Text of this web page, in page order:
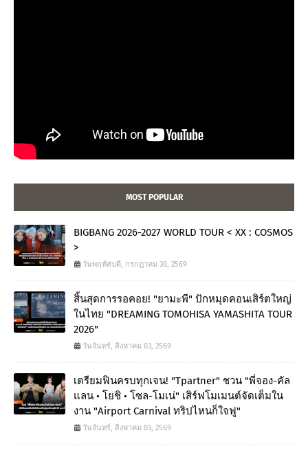
MOST POPULAR
BIGBANG 2026-2027 WORLD TOUR < XX : COSMOS
>
วันพฤหัสบดี, กรกฎาคม 30, 2569
สิ้นสุดการรอคอย! "ยามะพี" ปักหมุดคอนเสิร์ตใหญ่
ในไทย "DREAMING TOMOHISA YAMASHITA TOUR
2026"
วันจันทร์, สิงหาคม 03, 2569
เตรียมฟินครบทุกเจน! "Tpartner" ชวน "พี่จอง-คัล
แลน • โยชิ • โซล-โมเน่" เสิร์ฟโมเมนต์จัดเต็มใน
งาน "Airport Carnival ทริปไหนก็ใจฟู"
วันจันทร์, สิงหาคม 03, 2569